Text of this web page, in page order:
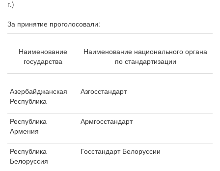
г.)
За принятие проголосовали:
Наименование
государства
Наименование национального органа
по стандартизации
Азербайджанская
Республика
Азгосстандарт
Республика
Армения
Армгосстандарт
Республика
Белоруссия
Госстандарт Белоруссии